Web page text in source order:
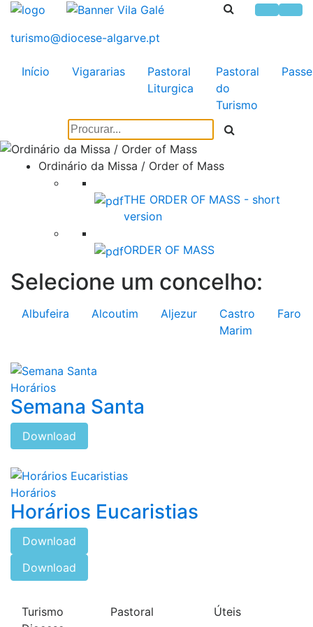
Início Vigararias
Pastoral
Liturgica
Pastoral
do
Turismo
Ordinário da Missa / Order of Mass
THE ORDER OF MASS - short
version
ORDER OF MASS
Selecione um concelho:
Albufeira Alcoutim Aljezur
Castro
Marim
Faro
Horários
Semana Santa
Download
Horários
Horários Eucaristias
Download
Download
Turismo
Pastoral Úteis